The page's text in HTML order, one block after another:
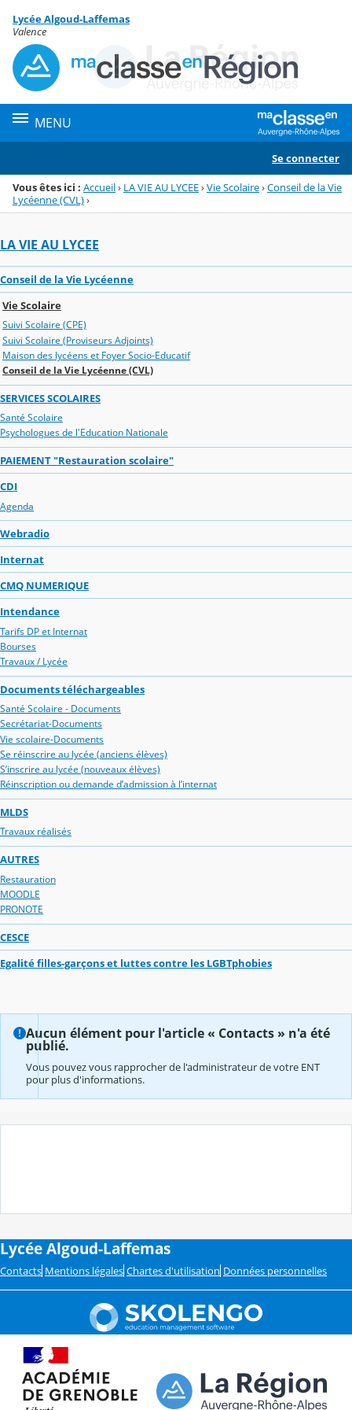
Menu de la rubrique
Contenu
Lycée Algoud-Laffemas
Valence
MENU
Se connecter
Vous êtes ici : Accueil› LA VIE AU LYCEE›Vie Scolaire›Conseil de la Vie
Lycéenne (CVL)›
LA VIE AU LYCEE
Conseil de la Vie Lycéenne
Vie Scolaire
Suivi Scolaire (CPE)
Suivi Scolaire (Proviseurs Adjoints)
Maison des lycéens et Foyer Socio-Educatif
Conseil de la Vie Lycéenne (CVL)
SERVICES SCOLAIRES
Santé Scolaire
Psychologues de l'Education Nationale
PAIEMENT "Restauration scolaire"
CDI
Agenda
Webradio
Internat
CMQ NUMERIQUE
Intendance
Tarifs DP et Internat
Bourses
Travaux / Lycée
Documents téléchargeables
Santé Scolaire - Documents
Secrétariat-Documents
Vie scolaire-Documents
Se réinscrire au lycée (anciens élèves)
S’inscrire au lycée (nouveaux élèves)
Réinscription ou demande d’admission à l’internat
MLDS
Travaux réalisés
AUTRES
Restauration
MOODLE
PRONOTE
CESCE
Egalité filles-garçons et luttes contre les LGBTphobies
Aucun élément pour l'article « Contacts » n'a été
publié.
Vous pouvez vous rapprocher de l'administrateur de votre ENT
pour plus d'informations.
Lycée Algoud-Laffemas
Contacts Mentions légales Chartes d'utilisation Données personnelles